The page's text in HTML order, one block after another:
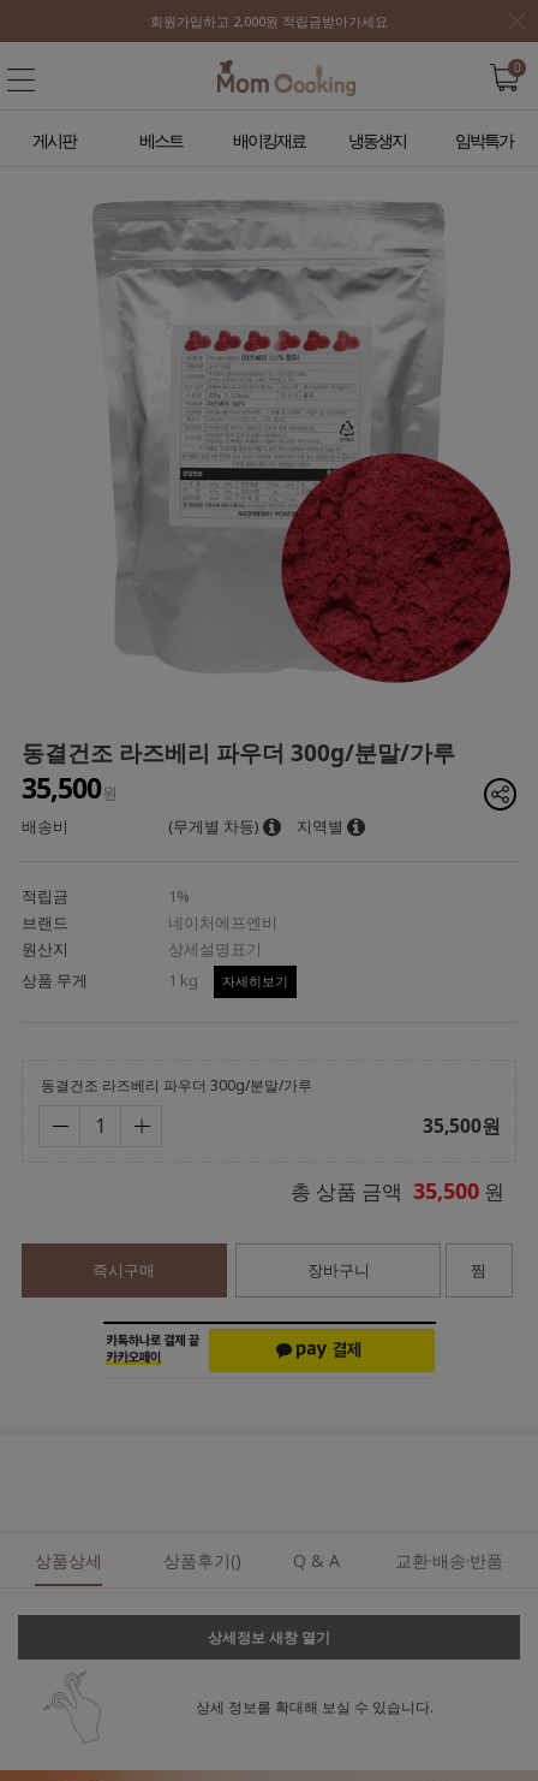
회원가입하고 2,000원 적립금받아가세요
0
게시판 베스트 배이킹재료 냉동생지 임박특가
동결건조 라즈베리 파우더 300g/분말/가루
35,500원
배송비
(무게별 차등) 지역별
적립금
1%
브랜드
네이처에프엔비
원산지
상세설명표기
상품 무게
1 kg 자세히보기
동결건조 라즈베리 파우더 300g/분말/가루
35,500원
총 상품 금액 35,500 원
즉시구매 장바구니 찜
상품상세 상품후기() Q & A 교환·배송·반품
상세정보 새창 열기
상세 정보를 확대해 보실 수 있습니다.